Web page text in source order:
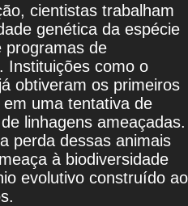
cientistas trabalham
genética da espécie
programas de
Instituições como o
obtiveram os primeiros
uma tentativa de
linhagens ameaçadas.
perda dessas animais
à biodiversidade
evolutivo construído ao